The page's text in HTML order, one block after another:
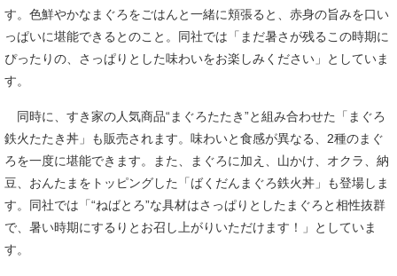
す。色鮮やかなまぐろをごはんと一緒に頬張ると、赤身の旨みを口い
っぱいに堪能できるとのこと。同社では「まだ暑さが残るこの時期に
ぴったりの、さっぱりとした味わいをお楽しみください」としていま
す。
同時に、すき家の人気商品“まぐろたたき”と組み合わせた「まぐろ
鉄火たたき丼」も販売されます。味わいと食感が異なる、2種のまぐ
ろを一度に堪能できます。また、まぐろに加え、山かけ、オクラ、納
豆、おんたまをトッピングした「ばくだんまぐろ鉄火丼」も登場しま
す。同社では「“ねばとろ”な具材はさっぱりとしたまぐろと相性抜群
で、暑い時期にするりとお召し上がりいただけます！」としていま
す。